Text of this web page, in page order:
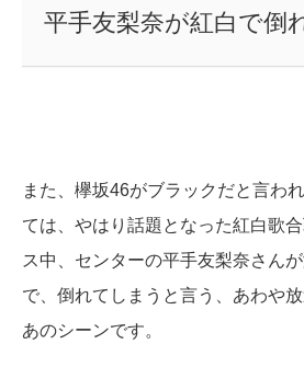
平手友梨奈が紅白で倒
また、欅坂46がブラックだと言わ
ては、やはり話題となった紅白歌
ス中、センターの平手友梨奈さん
で、倒れてしまうと言う、あわや
あのシーンです。